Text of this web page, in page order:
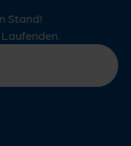
Stand!